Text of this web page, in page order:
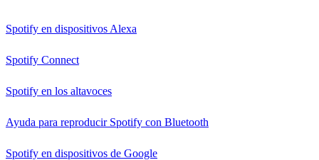
Spotify en dispositivos Alexa
Spotify Connect
Spotify en los altavoces
Ayuda para reproducir Spotify con Bluetooth
Spotify en dispositivos de Google